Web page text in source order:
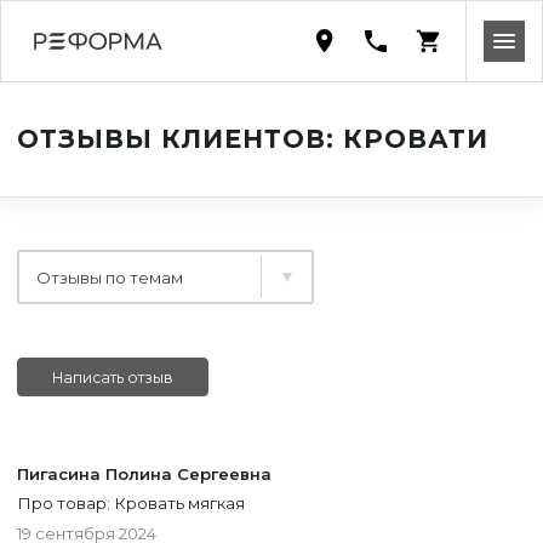
ОТЗЫВЫ КЛИЕНТОВ: КРОВАТИ
Отзывы по темам
Написать отзыв
Пигасина Полина Сергеевна
Про товар: Кровать мягкая
19 сентября 2024